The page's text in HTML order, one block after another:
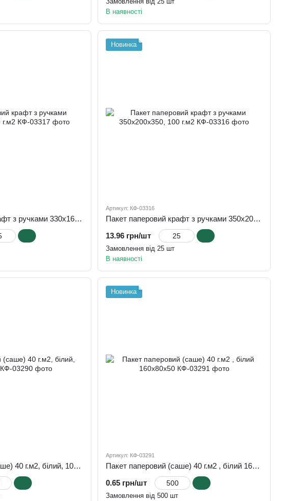
В наявності
Пакет паперовий крафт з ручками 330х160х420, 100 г.м2
Новинка
Артикул: КФ-03316
Пакет паперовий крафт з ручками 350х200х350, 100 г.м2
13.96 грн/шт
Замовлення від 25 шт
В наявності
Пакет паперовий (саше) 40 г.м2, білий, 105х100х40
Новинка
Артикул: КФ-03291
Пакет паперовий (саше) 40 г.м2 , білий 160х80х50
0.65 грн/шт
Замовлення від 500 шт